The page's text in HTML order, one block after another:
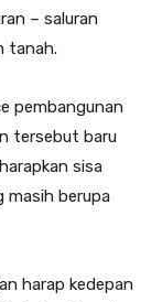
– saluran
tanah.
pembangunan
tersebut baru
sisa
masih berupa
harap kedepan